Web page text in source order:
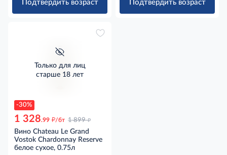
Подтвердить возраст Подтвердить возраст
-30%
Только для лиц
старше 18 лет
1 328.99 д/бт 1 899 д
Вино Chateau Le Grand
Vostok Chardonnay Reserve
белое сухое, 0.75л